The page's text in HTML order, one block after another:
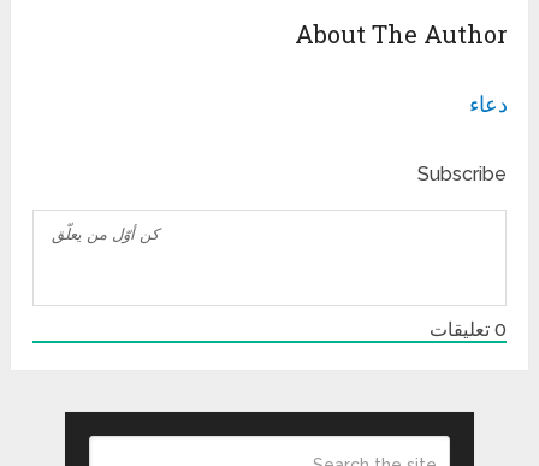
About The Author
دعاء
Subscribe
0 تعليقات